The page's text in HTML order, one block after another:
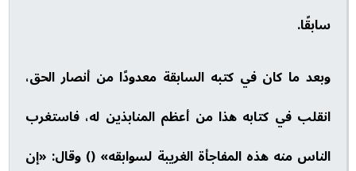
سابقًا.
وبعد ما كان في كتبه السابقة معدودًا من أنصار الحق،
انقلب في كتابه هذا من أعظم المنابذين له، فاستغرب
الناس منه هذه المفاجأة الغريبة لسوابقه» () وقال: «إن